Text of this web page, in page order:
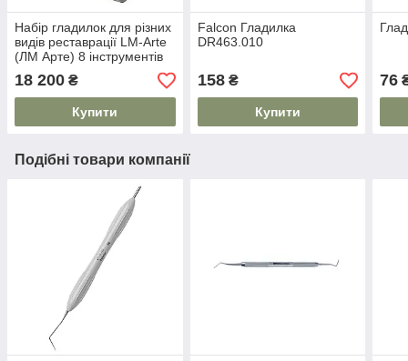
Набір гладилок для різних
видів реставрації LM-Arte
(ЛМ Арте) 8 інструментів
ES
18 200 ₴
Купити
Falcon Гладилка
DR463.010
158₴
Купити
76
Подібні товари компанії